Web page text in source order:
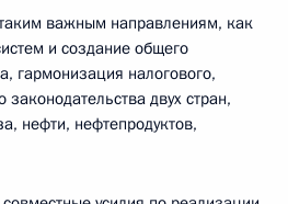
важным направлениям, как
и создание общего
гармонизация налогового,
двух стран,
нефти, нефтепродуктов,